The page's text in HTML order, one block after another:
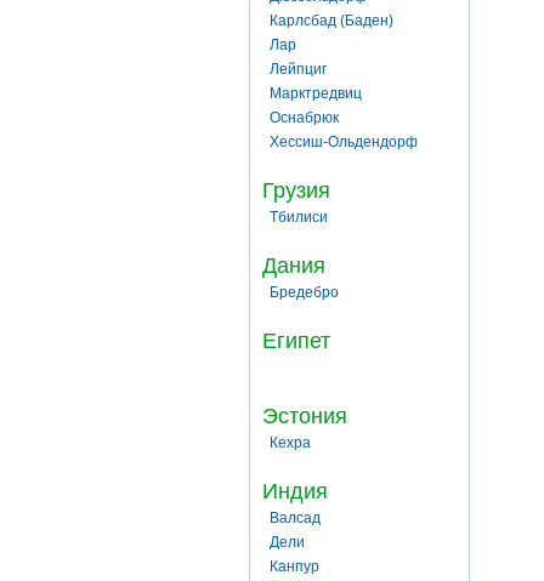
Карлсбад (Баден)
Лар
Лейпциг
Марктредвиц
Оснабрюк
Хессиш-Ольдендорф
Грузия
Тбилиси
Дания
Бредебро
Египет
Эстония
Кехра
Индия
Валсад
Дели
Канпур